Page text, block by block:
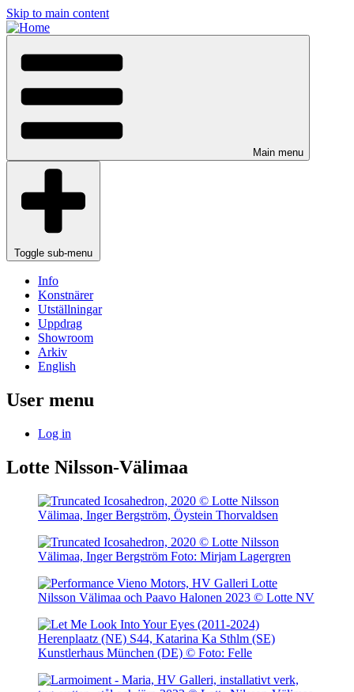
Skip to main content
Main menu
Toggle sub-menu
Info
Konstnärer
Utställningar
Uppdrag
Showroom
Arkiv
English
User menu
Log in
Lotte Nilsson-Välimaa